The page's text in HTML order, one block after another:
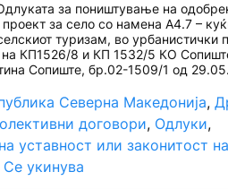
за поништување на
за село со намена А4.7 –
туризам, во урбанистички
КП1526/8 и КП 1532/5 КО
Сопиште, бр.02-1509/1 од
Северна Македонија,
договори, Одлуки
уставност или законитост на
Се укинува